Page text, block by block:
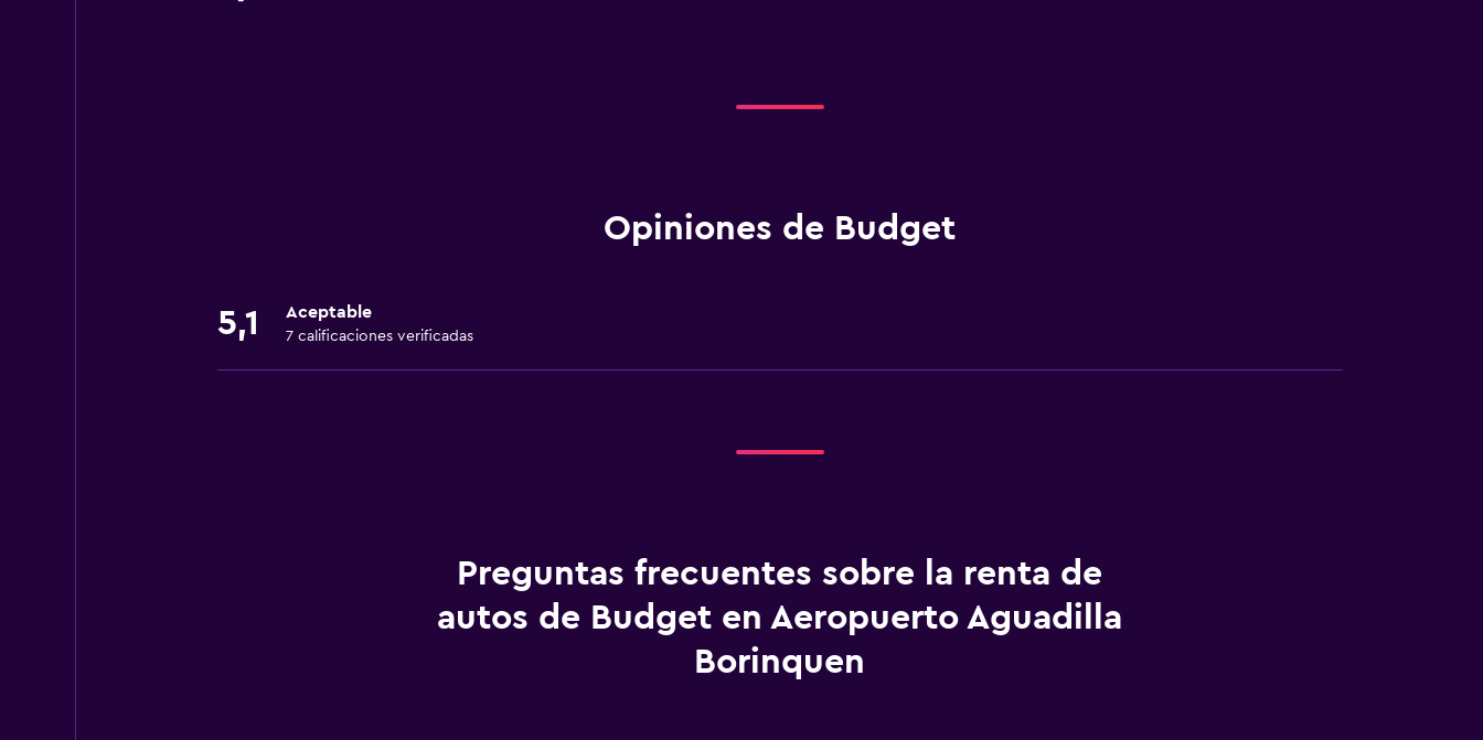
Opiniones de Budget
5,1 Aceptable
7 calificaciones verificadas
Preguntas frecuentes sobre la renta de
autos de Budget en Aeropuerto Aguadilla
Borinquen